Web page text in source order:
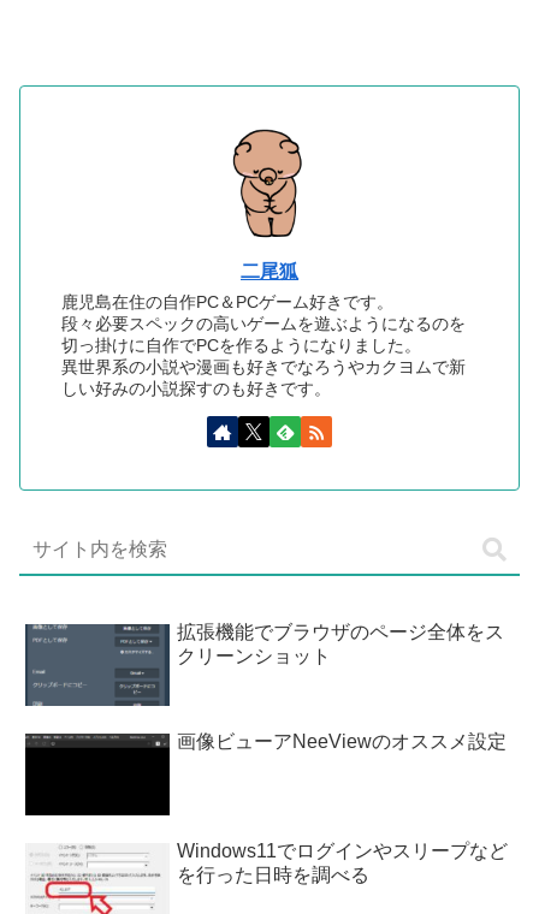
二尾狐
鹿児島在住の自作PC＆PCゲーム好きです。
段々必要スペックの高いゲームを遊ぶようになるのを
切っ掛けに自作でPCを作るようになりました。
異世界系の小説や漫画も好きでなろうやカクヨムで新
しい好みの小説探すのも好きです。
拡張機能でブラウザのページ全体をス
クリーンショット
画像ビューアNeeViewのオススメ設定
Windows11でログインやスリープなど
を行った日時を調べる